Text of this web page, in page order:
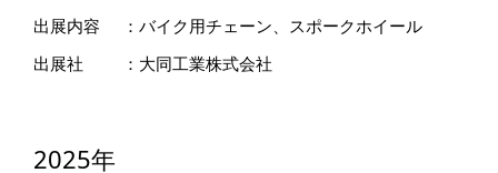
出展内容
： バイク用チェーン、スポークホイール
出展社
： 大同工業株式会社
2025年